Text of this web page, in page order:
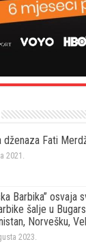
dženaza Fati
2021.
Barbika” osvaja
šalje u
Norvešku,
2023.